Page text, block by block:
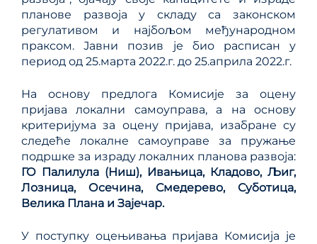
планове развоја у складу са законском
регулативом и најбољом међународном
праксом. Јавни позив је био расписан у
период од 25.марта 2022.г. до 25.априла 2022.г.
На основу предлога Комисије за оцену
пријава локални самоуправа, а на основу
критеријума за оцену пријава, изабране су
следеће локалне самоуправе за пружање
подршке за израду локалних планова развоја:
ГО Палилула (Ниш), Ивањица, Кладово, Љиг,
Лозница, Осечина, Смедерево, Суботица,
Велика Плана и Зајечар.
У поступку оцењивања пријава Комисија је